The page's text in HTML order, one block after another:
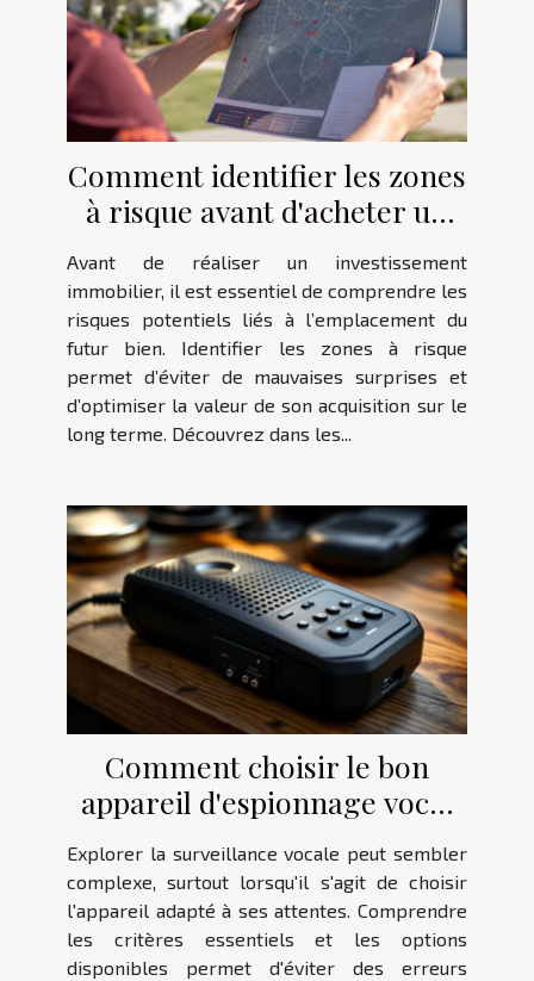
Comment identifier les zones
à risque avant d'acheter un
bien immobilier ?
Avant de réaliser un investissement
immobilier, il est essentiel de comprendre les
risques potentiels liés à l’emplacement du
futur bien. Identifier les zones à risque
permet d’éviter de mauvaises surprises et
d’optimiser la valeur de son acquisition sur le
long terme. Découvrez dans les...
Comment choisir le bon
appareil d'espionnage vocal
pour vos besoins ?
Explorer la surveillance vocale peut sembler
complexe, surtout lorsqu'il s'agit de choisir
l'appareil adapté à ses attentes. Comprendre
les critères essentiels et les options
disponibles permet d'éviter des erreurs